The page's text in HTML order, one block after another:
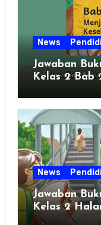
News
Jawaban
Kelas 2 Bab
News
Jawaban
Kelas 2